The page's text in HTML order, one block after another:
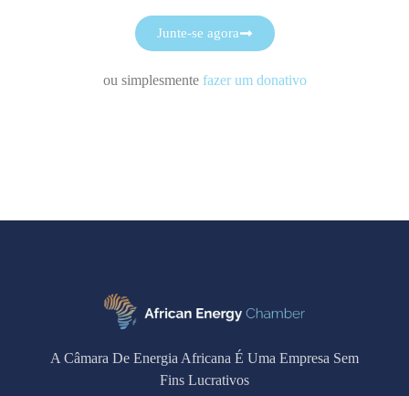
Junte-se agora
ou simplesmente fazer um donativo
A Câmara De Energia Africana É Uma Empresa Sem
Fins Lucrativos